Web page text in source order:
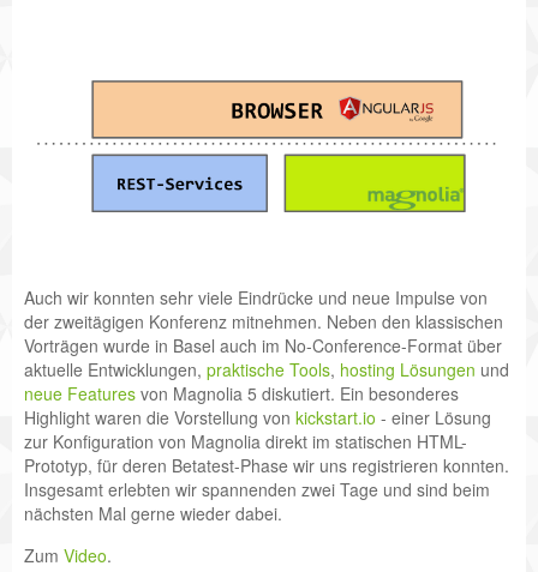
Auch wir konnten sehr viele Eindrücke und neue Impulse von
der zweitägigen Konferenz mitnehmen. Neben den klassischen
Vorträgen wurde in Basel auch im No-Conference-Format über
aktuelle Entwicklungen, praktische Tools, hosting Lösungen und
neue Features von Magnolia 5 diskutiert. Ein besonderes
Highlight waren die Vorstellung von kickstart.io - einer Lösung
zur Konfiguration von Magnolia direkt im statischen HTML-
Prototyp, für deren Betatest-Phase wir uns registrieren konnten.
Insgesamt erlebten wir spannenden zwei Tage und sind beim
nächsten Mal gerne wieder dabei.
Zum Video.